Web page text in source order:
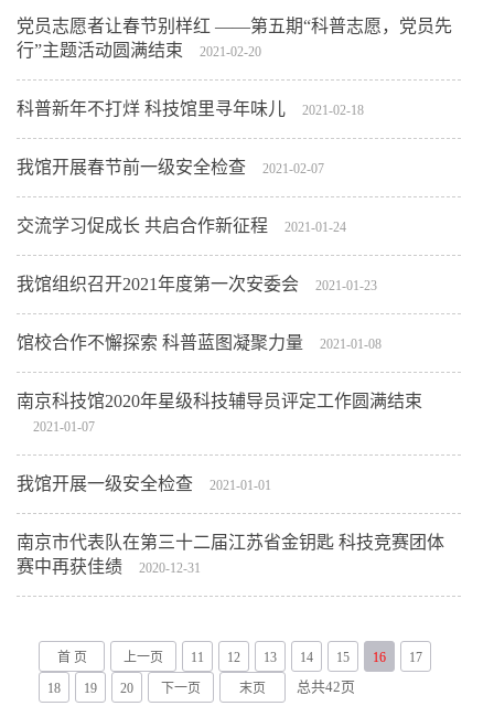
党员志愿者让春节别样红 ——第五期“科普志愿，党员先
行”主题活动圆满结束
2021-02-20
科普新年不打烊 科技馆里寻年味儿 2021-02-18
我馆开展春节前一级安全检查 2021-02-07
交流学习促成长 共启合作新征程 2021-01-24
我馆组织召开2021年度第一次安委会 2021-01-23
馆校合作不懈探索 科普蓝图凝聚力量 2021-01-08
南京科技馆2020年星级科技辅导员评定工作圆满结束
2021-01-07
我馆开展一级安全检查 2021-01-01
南京市代表队在第三十二届江苏省金钥匙 科技竞赛团体
赛中再获佳绩
2020-12-31
首 页 上一页 11 12 13 14 15 16
17
18
19 20 下一页 末页 总共42页